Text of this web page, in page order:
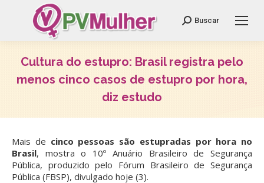
Search:
Buscar
Cultura do estupro: Brasil registra pelo
menos cinco casos de estupro por hora,
diz estudo
Mais de cinco pessoas são estupradas por hora no
Brasil, mostra o 10º Anuário Brasileiro de Segurança
Pública, produzido pelo Fórum Brasileiro de Segurança
Pública (FBSP), divulgado hoje (3).